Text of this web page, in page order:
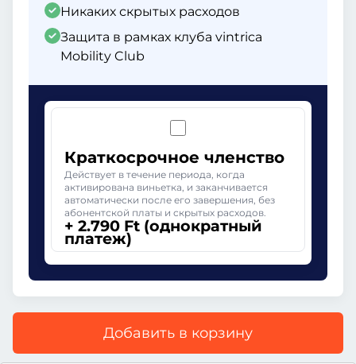
Никаких скрытых расходов
Защита в рамках клуба vintrica
Mobility Club
Краткосрочное членство
Действует в течение периода, когда
активирована виньетка, и заканчивается
автоматически после его завершения, без
абонентской платы и скрытых расходов.
+ 2.790 Ft (однократный
платеж)
Добавить в корзину